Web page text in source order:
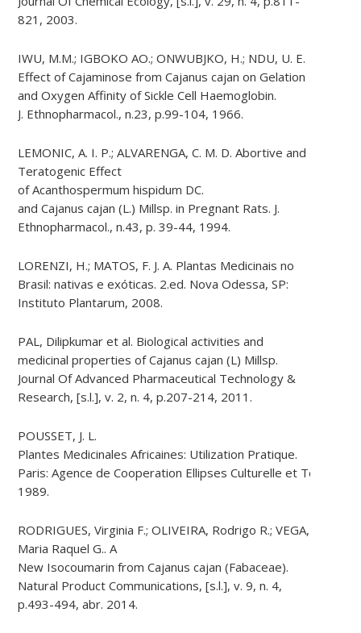
821, 2003.
IWU, M.M.; IGBOKO AO.; ONWUBJKO, H.; NDU, U. E.
Effect of Cajaminose from Cajanus cajan on Gelation
and Oxygen Affinity of Sickle Cell Haemoglobin.
J. Ethnopharmacol., n.23, p.99-104, 1966.
LEMONIC, A. I. P.; ALVARENGA, C. M. D. Abortive and
Teratogenic Effect
of Acanthospermum hispidum DC.
and Cajanus cajan (L.) Millsp. in Pregnant Rats. J.
Ethnopharmacol., n.43, p. 39-44, 1994.
LORENZI, H.; MATOS, F. J. A. Plantas Medicinais no
Brasil: nativas e exóticas. 2.ed. Nova Odessa, SP:
Instituto Plantarum, 2008.
PAL, Dilipkumar et al. Biological activities and
medicinal properties of Cajanus cajan (L) Millsp.
Journal Of Advanced Pharmaceutical Technology &
Research, [s.l.], v. 2, n. 4, p.207-214, 2011.
POUSSET, J. L.
Plantes Medicinales Africaines: Utilization Pratique.
Paris: Agence de Cooperation Ellipses Culturelle et Technique,
1989.
RODRIGUES, Virginia F.; OLIVEIRA, Rodrigo R.; VEGA,
Maria Raquel G.. A
New Isocoumarin from Cajanus cajan (Fabaceae).
Natural Product Communications, [s.l.], v. 9, n. 4,
p.493-494, abr. 2014.